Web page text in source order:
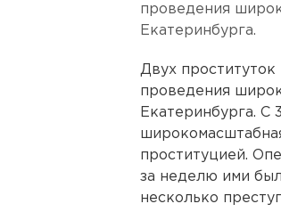
проведения
Екатеринбурга.
Двух
проведения
Екатеринбурга. С
проституцией.
за неделю ими
несколько